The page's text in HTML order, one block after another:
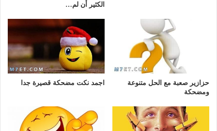
الكثير أن لم…
حزازير صعبة مع الحل متنوعة
ومضحكة
اجمد نكت مضحكة قصيرة جدا